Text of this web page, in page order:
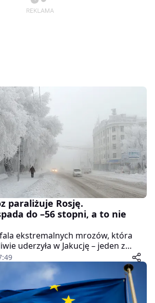
paraliżuje Rosję.
do –56 stopni, a to nie
fala ekstremalnych mrozów, która
uderzyła w Jakucję – jeden z
świata, położony we
W ostatnich dniach
tam nawet –56 stopni Celsjusza,
dalsze pogorszenie